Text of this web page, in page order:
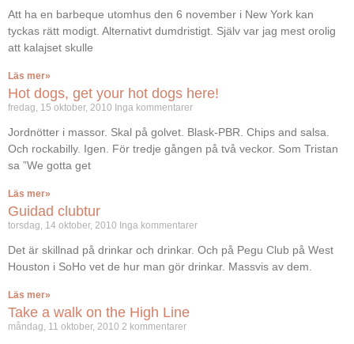
Att ha en barbeque utomhus den 6 november i New York kan
tyckas rätt modigt. Alternativt dumdristigt. Själv var jag mest orolig
att kalajset skulle
Läs mer»
Hot dogs, get your hot dogs here!
fredag, 15 oktober, 2010 Inga kommentarer
Jordnötter i massor. Skal på golvet. Blask-PBR. Chips and salsa.
Och rockabilly. Igen. För tredje gången på två veckor. Som Tristan
sa ”We gotta get
Läs mer»
Guidad clubtur
torsdag, 14 oktober, 2010 Inga kommentarer
Det är skillnad på drinkar och drinkar. Och på Pegu Club på West
Houston i SoHo vet de hur man gör drinkar. Massvis av dem.
Läs mer»
Take a walk on the High Line
måndag, 11 oktober, 2010 2 kommentarer